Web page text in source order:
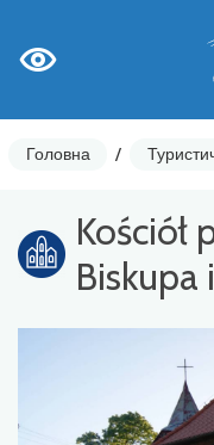
Головна /
Kościół
Biskupa